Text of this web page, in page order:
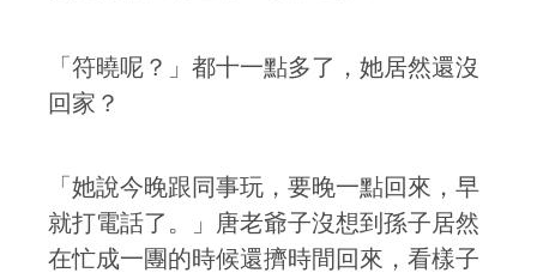
「符曉呢？」都十一點多了，她居然還沒
回家？
「她說今晚跟同事玩，要晚一點回來，早
就打電話了。」唐老爺子沒想到孫子居然
在忙成一團的時候還擠時間回來，看樣子